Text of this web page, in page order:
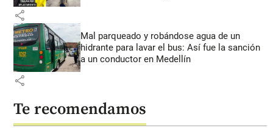
share
Mal parqueado y robándose agua de un
hidrante para lavar el bus: Así fue la sanción
a un conductor en Medellín
share
Te recomendamos